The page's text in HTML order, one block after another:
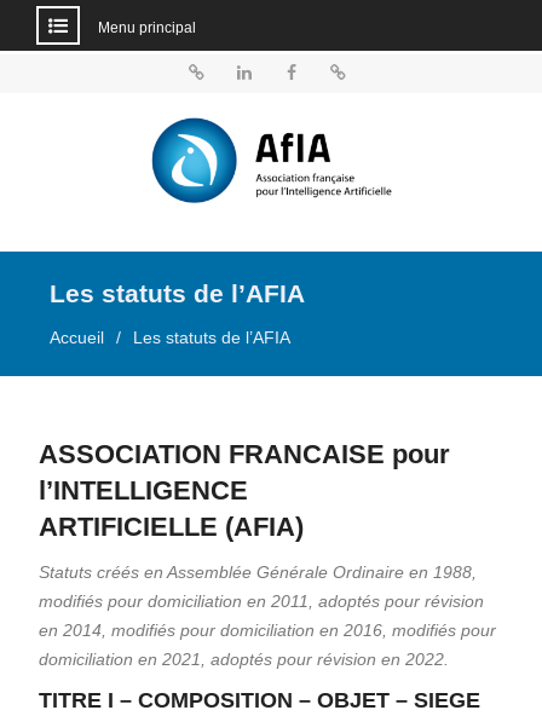
Menu principal
Les statuts de l’AFIA
Accueil Les statuts de l’AFIA
ASSOCIATION FRANCAISE pour
l’INTELLIGENCE
ARTIFICIELLE (AFIA)
Statuts créés en Assemblée Générale Ordinaire en 1988,
modifiés pour domiciliation en 2011, adoptés pour révision
en 2014, modifiés pour domiciliation en 2016, modifiés pour
domiciliation en 2021, adoptés pour révision en 2022.
TITRE I – COMPOSITION – OBJET – SIEGE